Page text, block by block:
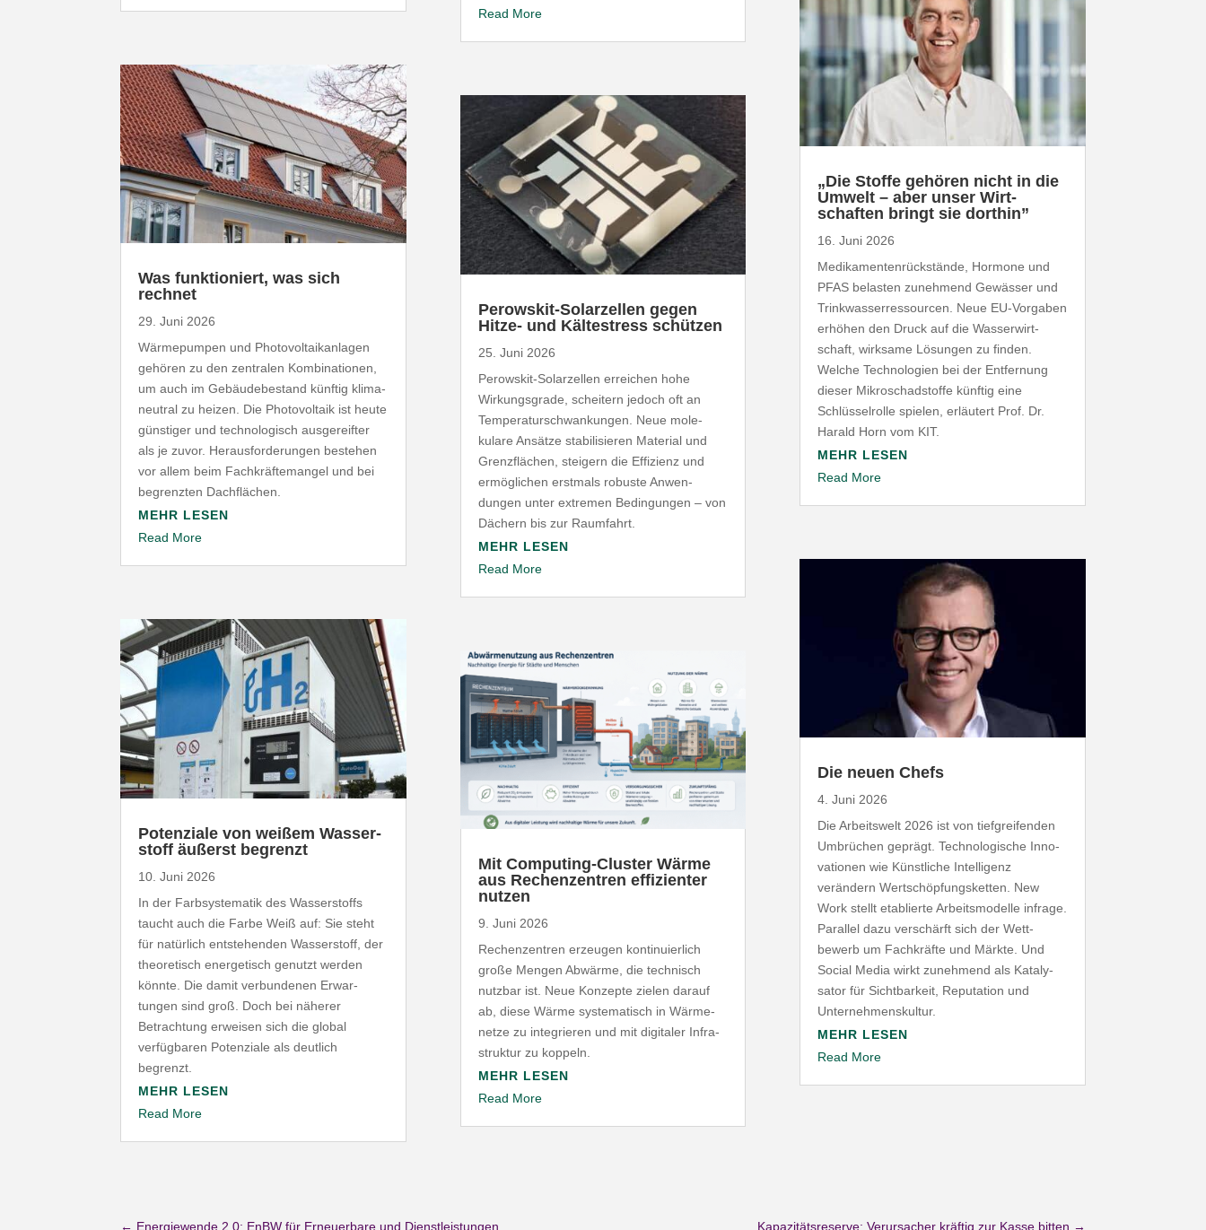
Was funk­tio­niert, was sich
rechnet
29. Juni 2026
Wärme­pumpen und Photo­vol­ta­ik­an­lagen
gehören zu den zentralen Kombi­na­tionen,
um auch im Gebäu­de­be­stand künftig klima­
neutral zu heizen. Die Photo­voltaik ist heute
günstiger und tech­no­lo­gisch ausge­reifter
als je zuvor. Heraus­for­de­rungen bestehen
vor allem beim Fach­kräf­te­mangel und bei
begrenzten Dachflächen.
MEHR LESEN
Read More
Poten­ziale von weißem Wasser­
stoff äußerst begrenzt
10. Juni 2026
In der Farb­sys­te­matik des Wasser­stoffs
taucht auch die Farbe Weiß auf: Sie steht
für natürlich entste­henden Wasser­stoff, der
theo­re­tisch ener­ge­tisch genutzt werden
könnte. Die damit verbun­denen Erwar­
tungen sind groß. Doch bei näherer
Betrachtung erweisen sich die global
verfüg­baren Poten­ziale als deutlich
begrenzt.
MEHR LESEN
Read More
Read More
Perowskit-​Solarzellen gegen
Hitze- und Kälte­stress schützen
25. Juni 2026
Perowskit-​Solarzellen erreichen hohe
Wirkungs­grade, scheitern jedoch oft an
Tempe­ra­tur­schwan­kungen. Neue mole­
kulare Ansätze stabi­li­sieren Material und
Grenz­flächen, steigern die Effizienz und
ermög­lichen erstmals robuste Anwen­
dungen unter extremen Bedin­gungen – von
Dächern bis zur Raumfahrt.
MEHR LESEN
Read More
Mit Computing-​Cluster Wärme
aus Rechen­zentren effi­zi­enter
nutzen
9. Juni 2026
Rechen­zentren erzeugen konti­nu­ierlich
große Mengen Abwärme, die technisch
nutzbar ist. Neue Konzepte zielen darauf
ab, diese Wärme syste­ma­tisch in Wärme­
netze zu inte­grieren und mit digitaler Infra­
struktur zu koppeln.
MEHR LESEN
Read More
„Die Stoffe gehören nicht in die
Umwelt – aber unser Wirt­
schaften bringt sie dorthin”
16. Juni 2026
Medi­ka­men­ten­rück­stände, Hormone und
PFASbelasten zunehmend Gewässer und
Trink­was­ser­res­sourcen. Neue EU-​Vorgaben
erhöhen den Druck auf die Wasser­wirt­
schaft, wirksame Lösungen zu finden.
Welche Tech­no­logien bei der Entfernung
dieser Mikro­schad­stoffe künftig eine
Schlüs­sel­rolle spielen, erläutert Prof. Dr.
Harald Horn vom KIT.
MEHR LESEN
Read More
Die neuen Chefs
4. Juni 2026
Die Arbeitswelt 2026 ist von tief­grei­fenden
Umbrüchen geprägt. Tech­no­lo­gische Inno­
va­tionen wie Künst­liche Intel­ligenz
verändern Wert­schöp­fungs­ketten. New
Work stellt etablierte Arbeits­mo­delle infrage.
Parallel dazu verschärft sich der Wett­
bewerb um Fach­kräfte und Märkte. Und
Social Media wirkt zunehmend als Kata­ly­
sator für Sicht­barkeit, Repu­tation und
Unternehmenskultur.
MEHR LESEN
Read More
← Energiewende 2.0: EnBW für Erneuerbare und Dienstleistungen Kapazitätsreserve: Verursacher kräftig zur Kasse bitten →